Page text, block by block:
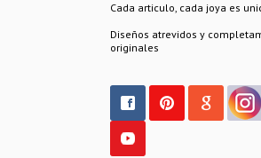
Cada articulo, cada joya es
Diseños atrevidos y
originales